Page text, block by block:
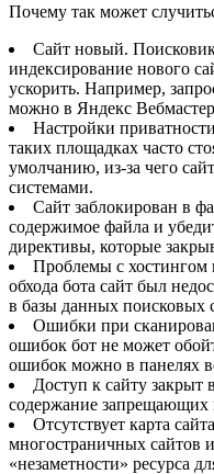
Почему так может
Сайт новый.
индексирование нового
ускорить. Например,
можно в Яндекс
Настройки
таких площадках часто
умолчанию, из-за чего
системами.
Сайт заблокирован в
содержимое файла и
директивы, которые
Проблемы с хостингом
обхода бота сайт был
в базы данных поисковых
Ошибки при
ошибок бот не может
ошибок можно в панелях
Доступ к сайту закрыт
содержание запрещающих
Отсутствует карта
многостраничных сайтов
«незаметности» ресурса